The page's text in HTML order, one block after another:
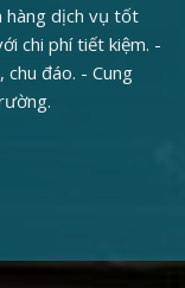
hàng dịch vụ tốt
chi phí tiết kiệm. -
chu đáo. - Cung